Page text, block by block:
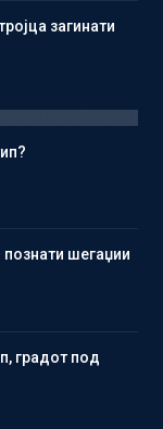
загинати
познати шегаџии
градот под